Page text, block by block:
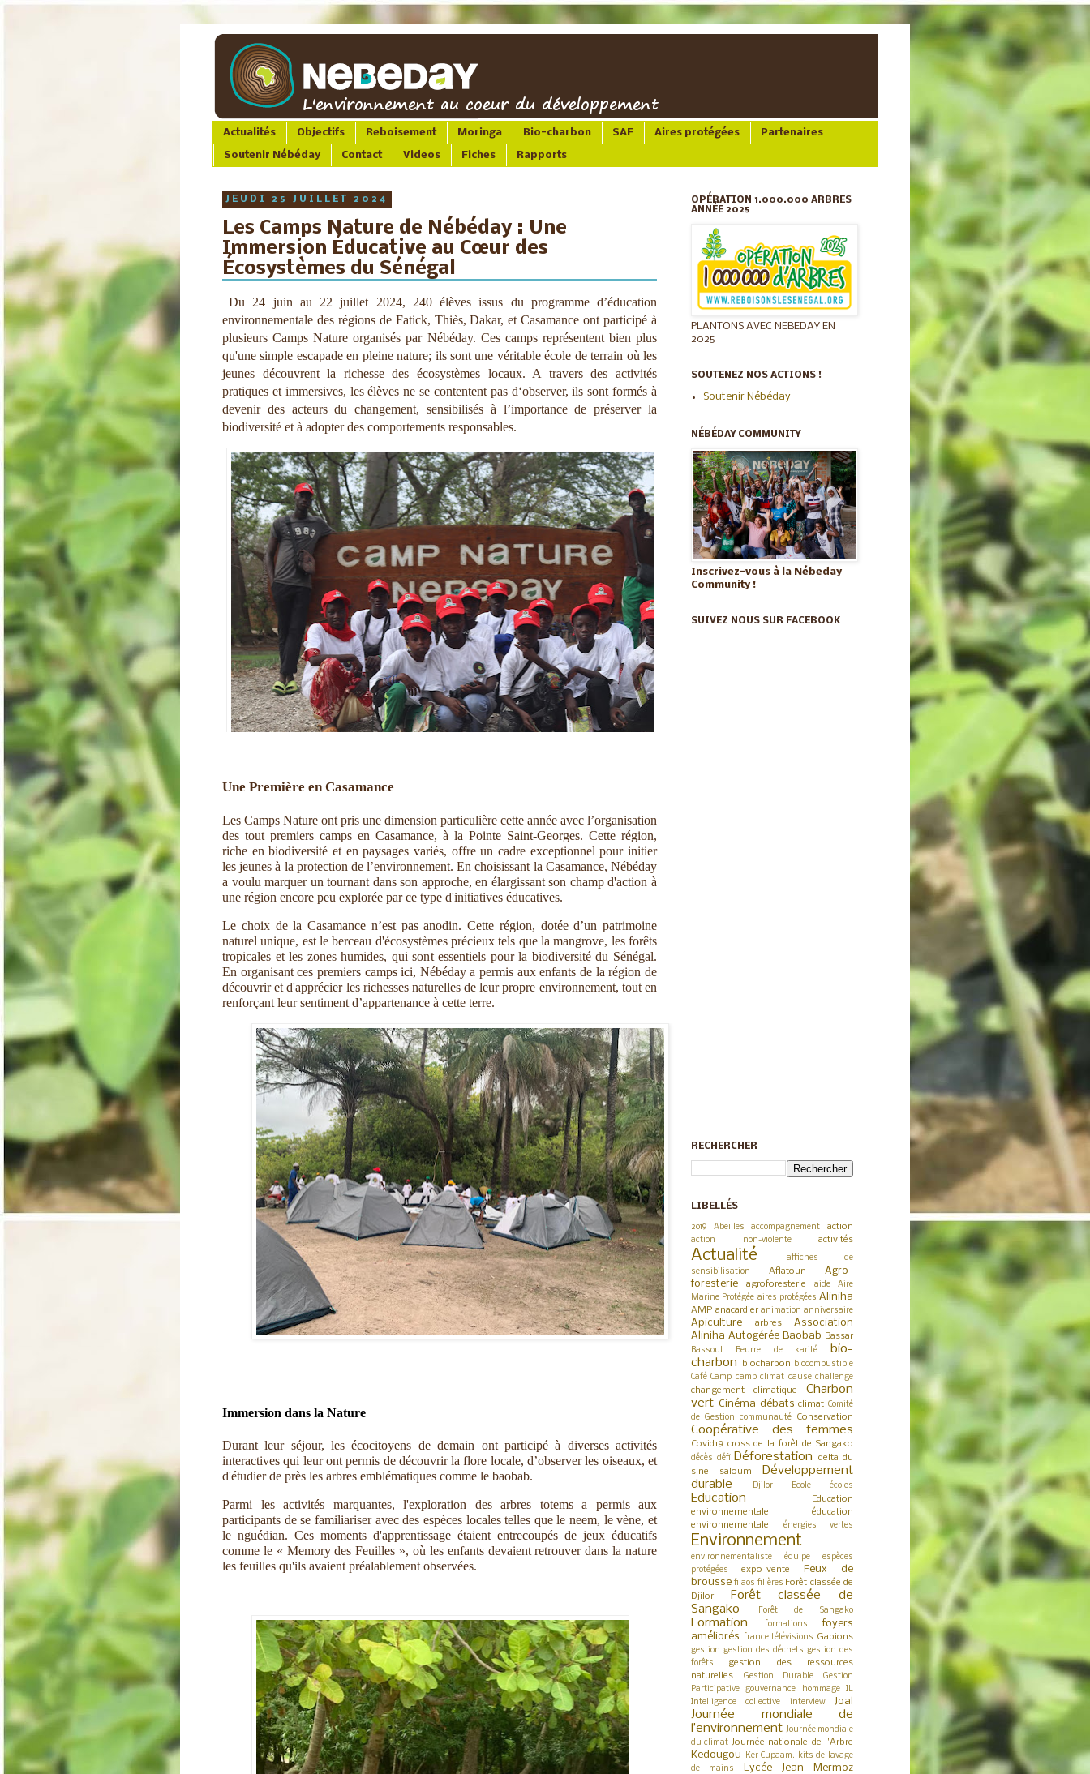
Actualités Objectifs Reboisement Moringa Bio-charbon SAF Aires protégées Partenaires
Soutenir Nébéday Contact Videos Fiches Rapports
JEUDI 25 JUILLET 2024
Les Camps Nature de Nébéday : Une
Immersion Éducative au Cœur des
Écosystèmes du Sénégal
Du 24 juin au 22 juillet 2024, 240 élèves issus du programme d’éducation
environnementale des régions de Fatick, Thiès, Dakar, et Casamance ont participé à
plusieurs Camps Nature organisés par Nébéday. Ces camps représentent bien plus
qu'une simple escapade en pleine nature; ils sont une véritable école de terrain où les
jeunes découvrent la richesse des écosystèmes locaux. A travers des activités
pratiques et immersives, les élèves ne se contentent pas d‘observer, ils sont formés à
devenir des acteurs du changement, sensibilisés à l’importance de préserver la
biodiversité et à adopter des comportements responsables.
Une Première en Casamance
Les Camps Nature ont pris une dimension particulière cette année avec l’organisation
des tout premiers camps en Casamance, à la Pointe Saint-Georges. Cette région,
riche en biodiversité et en paysages variés, offre un cadre exceptionnel pour initier
les jeunes à la protection de l’environnement. En choisissant la Casamance, Nébéday
a voulu marquer un tournant dans son approche, en élargissant son champ d'action à
une région encore peu explorée par ce type d'initiatives éducatives.
Le choix de la Casamance n’est pas anodin. Cette région, dotée d’un patrimoine
naturel unique, est le berceau d'écosystèmes précieux tels que la mangrove, les forêts
tropicales et les zones humides, qui sont essentiels pour la biodiversité du Sénégal.
En organisant ces premiers camps ici, Nébéday a permis aux enfants de la région de
découvrir et d'apprécier les richesses naturelles de leur propre environnement, tout en
renforçant leur sentiment d’appartenance à cette terre.
Immersion dans la Nature
Durant leur séjour, les écocitoyens de demain ont participé à diverses activités
interactives qui leur ont permis de découvrir la flore locale, d’observer les oiseaux, et
d'étudier de près les arbres emblématiques comme le baobab.
Parmi les activités marquantes, l'exploration des arbres totems a permis aux
participants de se familiariser avec des espèces locales telles que le neem, le vène, et
le nguédian. Ces moments d'apprentissage étaient entrecoupés de jeux éducatifs
comme le « Memory des Feuilles », où les enfants devaient retrouver dans la nature
les feuilles qu'ils avaient préalablement observées.
OPÉRATION 1.000.000 ARBRES
ANNÉE 2025
PLANTONS AVEC NEBEDAY EN
2025
SOUTENEZ NOS ACTIONS !
Soutenir Nébéday
NÉBÉDAY COMMUNITY
Inscrivez-vous à la Nébeday
Community !
SUIVEZ NOUS SUR FACEBOOK
RECHERCHER
LIBELLÉS
2019 Abeilles accompagnement action
action non-violente activités
Actualité
affiches de
sensibilisation
Aflatoun
Agro-
foresterie
agroforesterie aide
Aire
Marine Protégée aires protégées Aliniha
AMP anacardier animation anniversaire
Apiculture arbres
Association
Aliniha Autogérée Baobab Bassar
Bassoul Beurre de karité
bio-
charbon
biocharbon biocombustible
Café Camp camp climat cause challenge
changement climatique
Charbon
vert Cinéma débats climat Comité
de Gestion
communauté Conservation
Coopérative des femmes
Covid19 cross de la forêt de Sangako
décès défi Déforestation
delta du
sine saloum
Développement
durable
Djilor Ecole écoles
Education
Education
environnementale
éducation
environnementale
énergies vertes
Environnement
environnementaliste équipe
espèces
protégées
expo-vente
Feux de
brousse filaos filières Forêt classée de
Djilor
Forêt classée de
Sangako
Forêt de Sangako
Formation formations
foyers
améliorés france télévisions Gabions
gestion gestion des déchets gestion des
forêts
gestion des ressources
naturelles
Gestion Durable
Gestion
Participative
gouvernance hommage
IL
Intelligence collective
interview Joal
Journée mondiale de
l’environnement Journée mondiale
du climat Journée nationale de l'Arbre
Kedougou Ker Cupaam.
kits de lavage
de mains
Lycée Jean Mermoz